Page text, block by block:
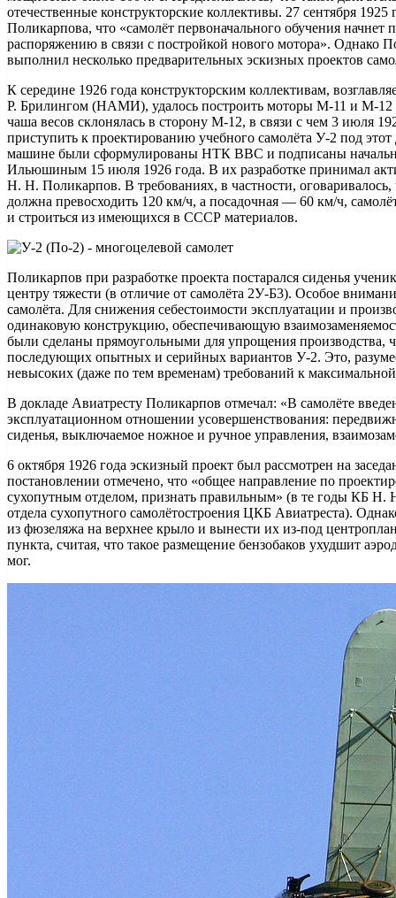
отечественные конструкторские коллективы. 27 сентября
Поликарпова, что «самолёт первоначального обучения начнет
распоряжению в связи с постройкой нового мотора». Однако
выполнил несколько предварительных эскизных проектов
К середине 1926 года конструкторским коллективам,
Р. Брилингом (НАМИ), удалось построить моторы М-11 и М-12
чаша весов склонялась в сторону М-12, в связи с чем 3 июля
приступить к проектированию учебного самолёта У-2 под этот
машине были сформулированы НТК ВВС и подписаны
Ильюшиным 15 июля 1926 года. В их разработке принимал
Н. Н. Поликарпов. В требованиях, в частности, оговаривалось,
должна превосходить 120 км/ч, а посадочная — 60 км/ч,
и строиться из имеющихся в СССР материалов.
Поликарпов при разработке проекта постарался сиденья
центру тяжести (в отличие от самолёта 2У-Б3). Особое
самолёта. Для снижения себестоимости эксплуатации и
одинаковую конструкцию, обеспечивающую
были сделаны прямоугольными для упрощения производства,
последующих опытных и серийных вариантов У-2. Это,
невысоких (даже по тем временам) требований к
В докладе Авиатресту Поликарпов отмечал: «В самолёте
эксплуатационном отношении усовершенствования:
сиденья, выключаемое ножное и ручное управления,
6 октября 1926 года эскизный проект был рассмотрен на
постановлении отмечено, что «общее направление по
сухопутным отделом, признать правильным» (в те годы КБ Н.
отдела сухопутного самолётостроения ЦКБ Авиатреста).
из фюзеляжа на верхнее крыло и вынести их из-под
пункта, считая, что такое размещение бензобаков ухудшит
мог.